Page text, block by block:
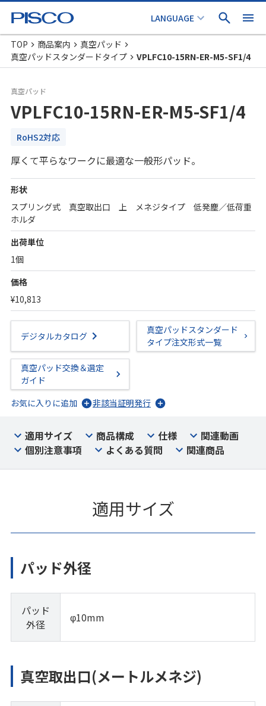
TOP 商品案内
真空パッド
真空パッドスタンダードタイプ
VPLFC10-15RN-ER-M5-SF1/4
真空パッド
VPLFC10-15RN-ER-M5-SF1/4
RoHS2対応
厚くて平らなワークに最適な一般形パッド。
形状
スプリング式 真空取出口 上 メネジタイプ 低発塵／低荷重
ホルダ
出荷単位
1個
価格
¥10,813
デジタルカタログ
真空パッドスタンダード
タイプ注文形式一覧
真空パッド交換＆選定
ガイド
お気に入りに追加
非該当証明発行
適用サイズ 商品構成 仕様
関連動画
個別注意事項
よくある質問 関連商品
適用サイズ
パッド外径
パッド
外径
φ10mm
真空取出口(メートルメネジ)